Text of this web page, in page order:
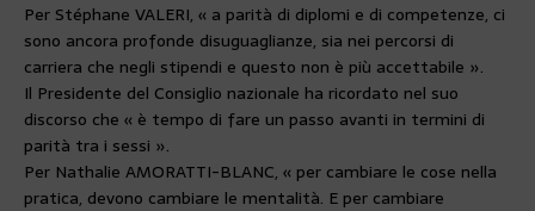
Per Stéphane VALERI, « a parità di diplomi e di competenze, ci
sono ancora profonde disuguaglianze, sia nei percorsi di
carriera che negli stipendi e questo non è più accettabile ».
Il Presidente del Consiglio nazionale ha ricordato nel suo
discorso che « è tempo di fare un passo avanti in termini di
parità tra i sessi ».
Per Nathalie AMORATTI-BLANC, « per cambiare le cose nella
pratica, devono cambiare le mentalità. E per cambiare